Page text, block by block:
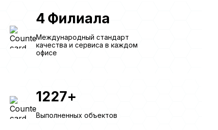
4 Филиала
Международный стандарт
качества и сервиса в каждом
офисе
1227+
Выполненных объектов